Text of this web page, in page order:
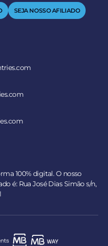
SEJA NOSSO AFILIADO
100% digital. O nosso
é: Rua José Dias Simão s/n,